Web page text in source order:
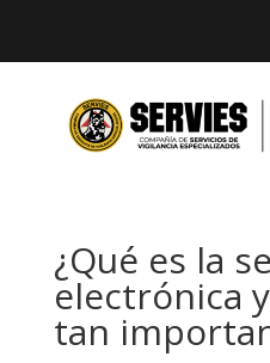
¿Qué es la
electrónica
tan